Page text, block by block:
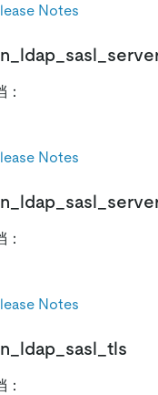
Notes
Notes
Notes